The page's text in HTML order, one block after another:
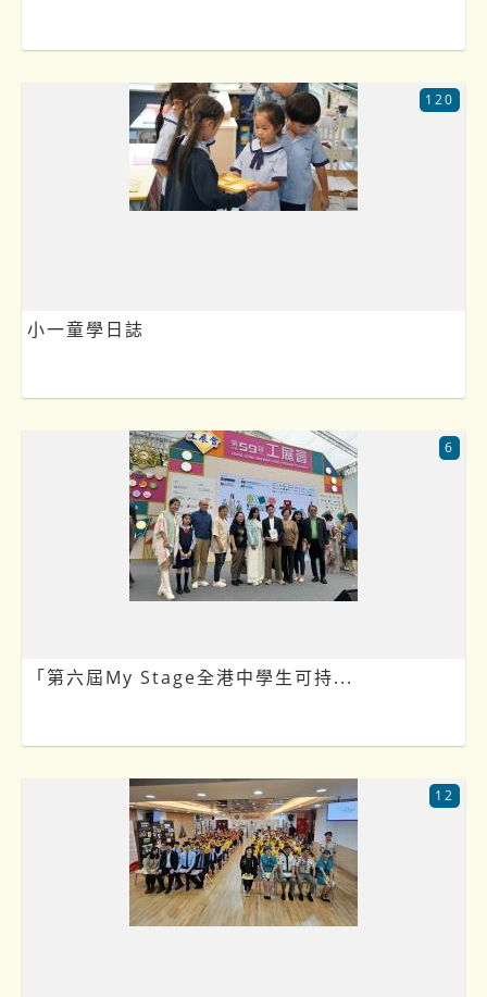
小一童學日誌
120
「第六屆My Stage全港中學生可持...
6
12